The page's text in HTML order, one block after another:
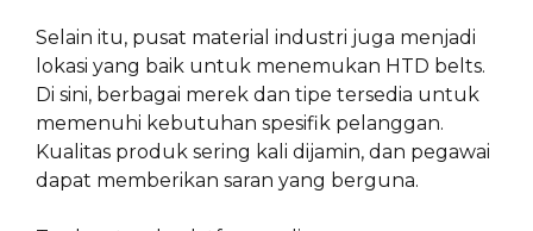
Selain itu, pusat material industri juga menjadi
lokasi yang baik untuk menemukan HTD belts.
Di sini, berbagai merek dan tipe tersedia untuk
memenuhi kebutuhan spesifik pelanggan.
Kualitas produk sering kali dijamin, dan pegawai
dapat memberikan saran yang berguna.